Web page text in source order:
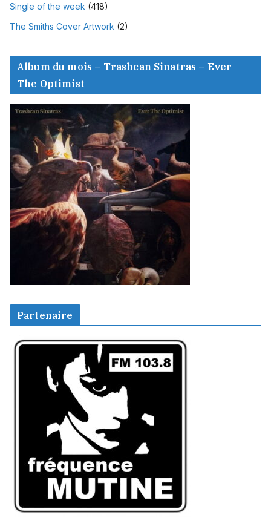
Single of the week (418)
The Smiths Cover Artwork (2)
Album du mois – Trashcan Sinatras – Ever
The Optimist
Partenaire